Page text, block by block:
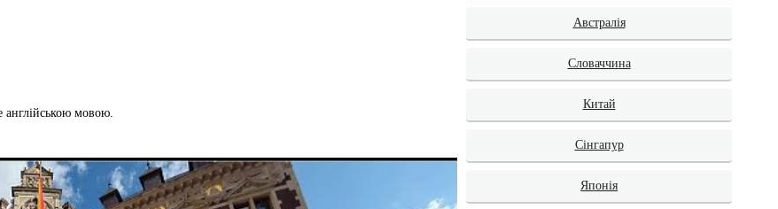
мовою.
Австралія
Словаччина
Китай
Сінгапур
Японія